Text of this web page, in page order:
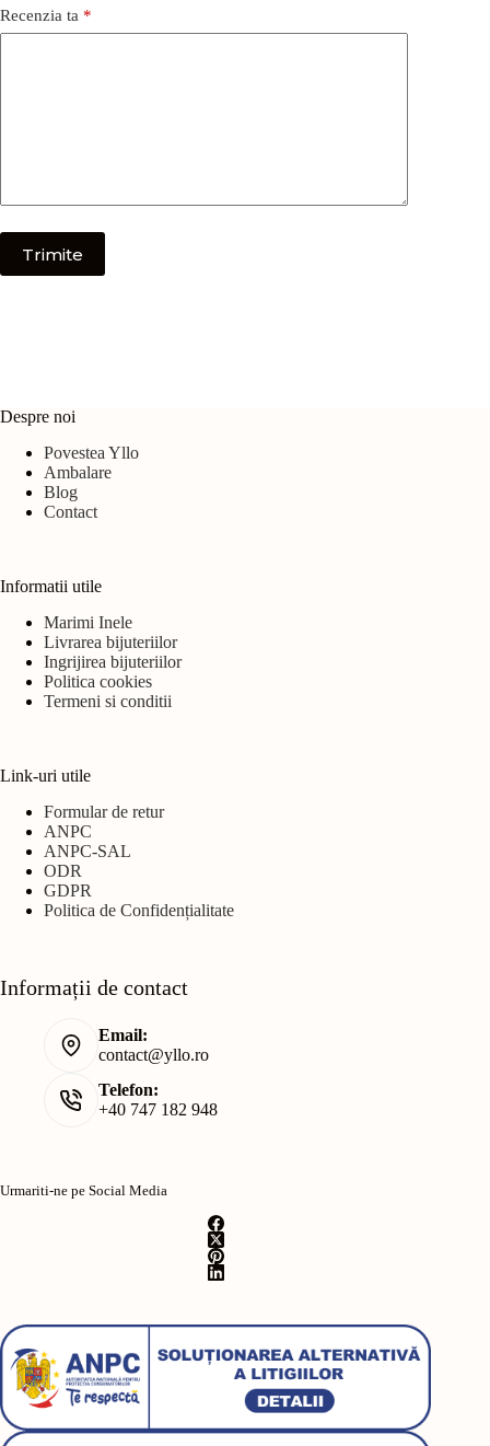
Recenzia ta *
Trimite
Despre noi
Povestea Yllo
Ambalare
Blog
Contact
Informatii utile
Marimi Inele
Livrarea bijuteriilor
Ingrijirea bijuteriilor
Politica cookies
Termeni si conditii
Link-uri utile
Formular de retur
ANPC
ANPC-SAL
ODR
GDPR
Politica de Confidențialitate
Informații de contact
Email:
contact@yllo.ro
Telefon:
+40 747 182 948
Urmariti-ne pe Social Media